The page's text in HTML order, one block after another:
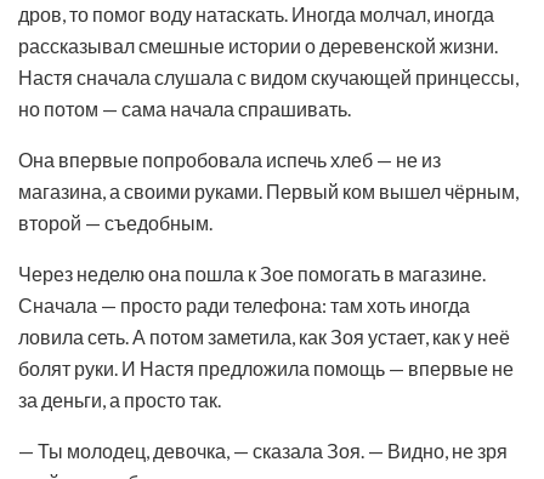
дров, то помог воду натаскать. Иногда молчал, иногда
рассказывал смешные истории о деревенской жизни.
Настя сначала слушала с видом скучающей принцессы,
но потом — сама начала спрашивать.
Она впервые попробовала испечь хлеб — не из
магазина, а своими руками. Первый ком вышел чёрным,
второй — съедобным.
Через неделю она пошла к Зое помогать в магазине.
Сначала — просто ради телефона: там хоть иногда
ловила сеть. А потом заметила, как Зоя устает, как у неё
болят руки. И Настя предложила помощь — впервые не
за деньги, а просто так.
— Ты молодец, девочка, — сказала Зоя. — Видно, не зря